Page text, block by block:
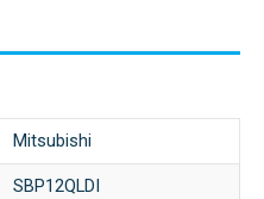
Mitsubishi
SBP12QLDI